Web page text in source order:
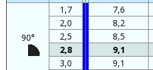
90°
1,7 7,6
2,0
8,2
2,5
8,5
2,8
9,1
3,0
9,1